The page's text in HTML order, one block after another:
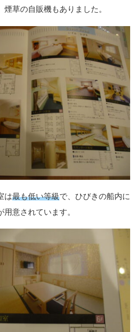
草の自販機もありました。
は最も低い等級で、ひびきの船内に
意されています。